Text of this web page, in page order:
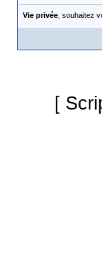
Vie privée, souhaitez
[